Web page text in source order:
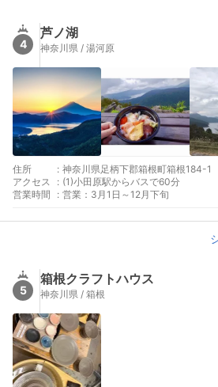
4
芦ノ湖
神奈川県 / 湯河原
住所 : 神奈川県足柄下郡箱根町箱根184-1
アクセス
: (1)小田原駅からバスで60分
営業時間
: 営業：3月1日～12月下旬
5
箱根クラフトハウス
神奈川県 / 箱根